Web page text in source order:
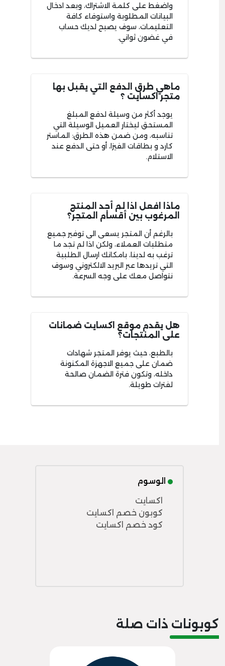
واضغط على كلمة الاشتراك، وبعد ادخال
البيانات المطلوبة واستوفاء كافة
التعليمات، سوف يصبح لديك حساب
في غضون ثواني.
ماهي طرق الدفع التي يقبل بها
متجر اكسايت ؟
يوجد أكثر من وسيلة لدفع المبلغ
المستحق ليختار العميل الوسيلة التي
تناسبه، ومن ضمن هذه الطرق: الماستر
كارد و بطاقات الفيزا، أو حتى الدفع عند
الاستلام.
ماذا افعل اذا لم أجد المنتج
المرغوب بين أقسام المتجر؟
بالرغم أن المتجر يسعى الى توفير جميع
متطلبات العملاء، ولكن اذا لم تجد ما
ترغب به لدينا، بامكانك ارسال الطلبية
التي تريدها عبر البريد الالكتروني وسوف
نتواصل معك على وجه السرعة.
هل يقدم موقع اكسايت ضمانات
على المنتجات؟
بالطبع، حيث يوفر المتجر شهادات
ضمان على جميع الاجهزة المكنونة
داخله، وتكون فترة الضمان صالحة
لفترات طويلة.
الوسوم
اكسايت
كوبون خصم اكسايت
كود خصم اكسايت
كوبونات ذات صلة